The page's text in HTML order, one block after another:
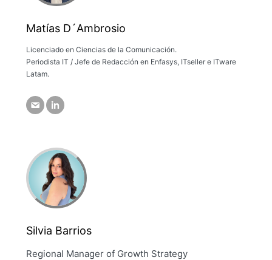
Matías D´Ambrosio
Licenciado en Ciencias de la Comunicación.
Periodista IT / Jefe de Redacción en Enfasys, ITseller e ITware
Latam.
Silvia Barrios
Regional Manager of Growth Strategy